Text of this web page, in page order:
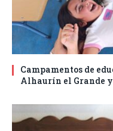
Campamentos de
Alhaurín el Grande